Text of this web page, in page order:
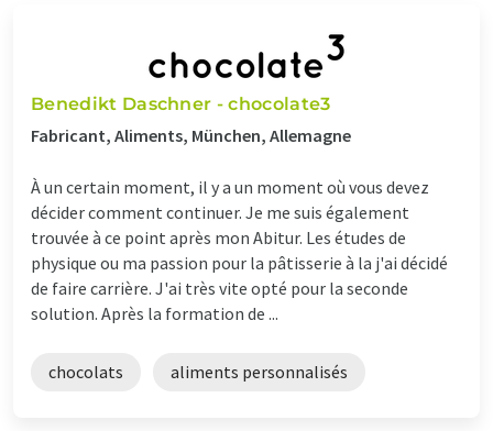
Benedikt Daschner - chocolate3
Fabricant, Aliments, München, Allemagne
À un certain moment, il y a un moment où vous devez
décider comment continuer. Je me suis également
trouvée à ce point après mon Abitur. Les études de
physique ou ma passion pour la pâtisserie à la j'ai décidé
de faire carrière. J'ai très vite opté pour la seconde
solution. Après la formation de ...
chocolats aliments personnalisés